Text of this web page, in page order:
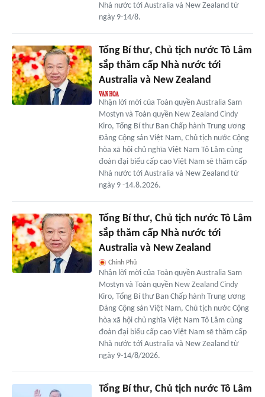
Nhà nước tới Australia và New Zealand từ
ngày 9-14/8.
Tổng Bí thư, Chủ tịch nước Tô Lâm
sắp thăm cấp Nhà nước tới
Australia và New Zealand
Nhận lời mời của Toàn quyền Australia Sam
Mostyn và Toàn quyền New Zealand Cindy
Kiro, Tổng Bí thư Ban Chấp hành Trung ương
Đảng Cộng sản Việt Nam, Chủ tịch nước Cộng
hòa xã hội chủ nghĩa Việt Nam Tô Lâm cùng
đoàn đại biểu cấp cao Việt Nam sẽ thăm cấp
Nhà nước tới Australia và New Zealand từ
ngày 9 -14.8.2026.
Tổng Bí thư, Chủ tịch nước Tô Lâm
sắp thăm cấp Nhà nước tới
Australia và New Zealand
Chính Phủ
Nhận lời mời của Toàn quyền Australia Sam
Mostyn và Toàn quyền New Zealand Cindy
Kiro, Tổng Bí thư Ban Chấp hành Trung ương
Đảng Cộng sản Việt Nam, Chủ tịch nước Cộng
hòa xã hội chủ nghĩa Việt Nam Tô Lâm cùng
đoàn đại biểu cấp cao Việt Nam sẽ thăm cấp
Nhà nước tới Australia và New Zealand từ
ngày 9-14/8/2026.
Tổng Bí thư, Chủ tịch nước Tô Lâm